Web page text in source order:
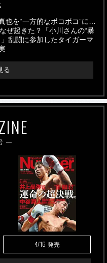
也を“一方的なボコボコ”に…
ぜ起きた？「小川さんの“暴
乱闘に参加したタイガーマ
る
4/16 発売